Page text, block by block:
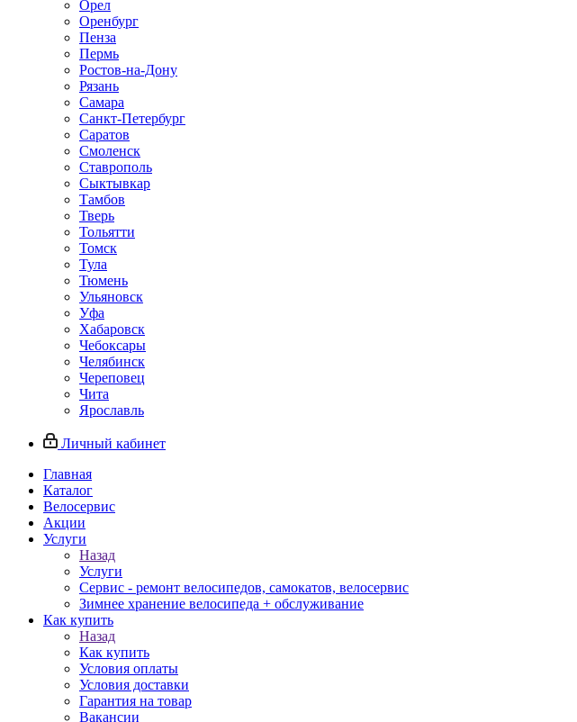
Орел
Оренбург
Пенза
Пермь
Ростов-на-Дону
Рязань
Самара
Санкт-Петербург
Саратов
Смоленск
Ставрополь
Сыктывкар
Тамбов
Тверь
Тольятти
Томск
Тула
Тюмень
Ульяновск
Уфа
Хабаровск
Чебоксары
Челябинск
Череповец
Чита
Ярославль
Личный кабинет
Главная
Каталог
Велосервис
Акции
Услуги
Назад
Услуги
Сервис - ремонт велосипедов, самокатов, велосервис
Зимнее хранение велосипеда + обслуживание
Как купить
Назад
Как купить
Условия оплаты
Условия доставки
Гарантия на товар
Вакансии